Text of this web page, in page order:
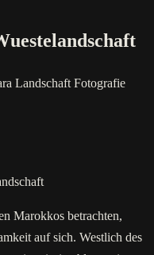
Landschaft Fotografie
Marokkos betrachten,
auf sich. Westlich des